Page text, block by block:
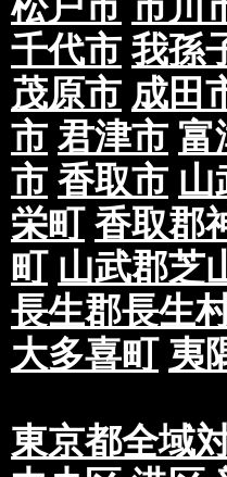
千代市 我孫
茂原市 成田
市 君津市 富
市 香取市 山
栄町 香取郡
町 山武郡芝
長生郡長生
大多喜町 夷
東京都全域